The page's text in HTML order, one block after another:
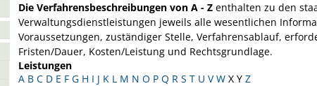
Die Verfahrensbeschreibungen von A - Z enthalten zu den
Verwaltungsdienstleistungen jeweils alle wesentlichen
Voraussetzungen, zuständiger Stelle, Verfahrensablauf,
Fristen/Dauer, Kosten/Leistung und Rechtsgrundlage.
Leistungen
A B C D E F G H I J K L M N O P Q R S T U V W X Y Z